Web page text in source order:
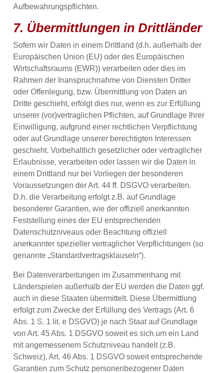
Aufbewahrungspflichten.
7. Übermittlungen in Drittländer
Sofern wir Daten in einem Drittland (d.h. außerhalb der
Europäischen Union (EU) oder des Europäischen
Wirtschaftsraums (EWR)) verarbeiten oder dies im
Rahmen der Inanspruchnahme von Diensten Dritter
oder Offenlegung, bzw. Übermittlung von Daten an
Dritte geschieht, erfolgt dies nur, wenn es zur Erfüllung
unserer (vor)vertraglichen Pflichten, auf Grundlage Ihrer
Einwilligung, aufgrund einer rechtlichen Verpflichtung
oder auf Grundlage unserer berechtigten Interessen
geschieht. Vorbehaltlich gesetzlicher oder vertraglicher
Erlaubnisse, verarbeiten oder lassen wir die Daten in
einem Drittland nur bei Vorliegen der besonderen
Voraussetzungen der Art. 44 ff. DSGVO verarbeiten.
D.h. die Verarbeitung erfolgt z.B. auf Grundlage
besonderer Garantien, wie der offiziell anerkannten
Feststellung eines der EU entsprechenden
Datenschutzniveaus oder Beachtung offiziell
anerkannter spezieller vertraglicher Verpflichtungen (so
genannte „Standardvertragsklauseln“).
Bei Datenverarbeitungen im Zusammenhang mit
Länderspielen außerhalb der EU werden die Daten ggf.
auch in diese Staaten übermittelt. Diese Übermittlung
erfolgt zum Zwecke der Erfüllung des Vertrags (Art. 6
Abs. 1 S. 1 lit. e DSGVO) je nach Staat auf Grundlage
von Art. 45 Abs. 1 DSGVO soweit es sich um ein Land
mit angemessenem Schutzniveau handelt (z.B.
Schweiz), Art. 46 Abs. 1 DSGVO soweit entsprechende
Garantien zum Schutz personenbezogener Daten